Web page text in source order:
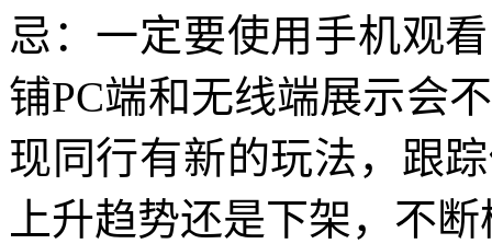
忌：一定要使用手机观
铺PC端和无线端展示会
现同行有新的玩法，跟
上升趋势还是下架，不